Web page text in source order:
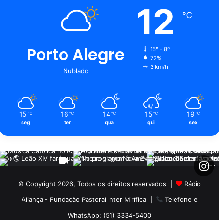
Porto Alegre
Nublado
12 ℃
15º - 8º
72%
3 km/h
15 ℃
seg
16 ℃
ter
14 ℃
qua
15 ℃
qui
19 ℃
sex
© Copyright 2026, Todos os direitos reservados |
Rádio
Aliança - Fundação Pastoral Inter Mirífica|
Telefone e
WhatsApp: (51) 3334-5400